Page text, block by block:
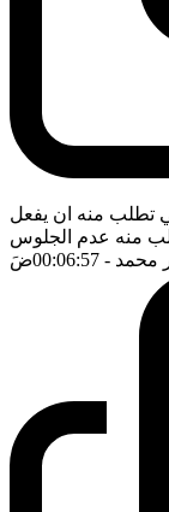
تطلب منه ان يفعل
منه عدم الجلوس
محمد - 00:06:57 ضَ